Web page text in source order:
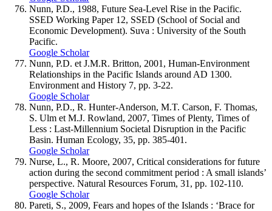
Nunn, P.D., 1988, Future Sea-Level Rise in the Pacific.
SSED Working Paper 12, SSED (School of Social and
Economic Development). Suva : University of the South
Pacific.
Google Scholar
Nunn, P.D. et J.M.R. Britton, 2001, Human-Environment
Relationships in the Pacific Islands around AD 1300.
Environment and History 7, pp. 3-22.
Google Scholar
Nunn, P.D., R. Hunter-Anderson, M.T. Carson, F. Thomas,
S. Ulm et M.J. Rowland, 2007, Times of Plenty, Times of
Less : Last-Millennium Societal Disruption in the Pacific
Basin. Human Ecology, 35, pp. 385-401.
Google Scholar
Nurse, L., R. Moore, 2007, Critical considerations for future
action during the second commitment period : A small islands’
perspective. Natural Resources Forum, 31, pp. 102-110.
Google Scholar
Pareti, S., 2009, Fears and hopes of the Islands : ‘Brace for